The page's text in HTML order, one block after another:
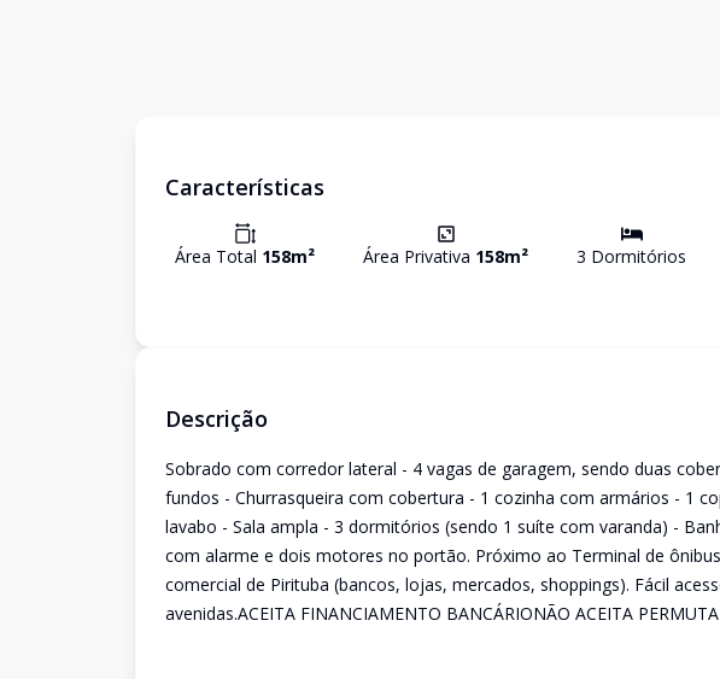
Características
Área Total 158m² Área Privativa 158m² 3 Dormitórios
Descrição
Sobrado com corredor lateral - 4 vagas de garagem, sendo duas
fundos - Churrasqueira com cobertura - 1 cozinha com armários - 1
lavabo - Sala ampla - 3 dormitórios (sendo 1 suíte com varanda) -
com alarme e dois motores no portão. Próximo ao Terminal de
comercial de Pirituba (bancos, lojas, mercados, shoppings). Fácil
avenidas.ACEITA FINANCIAMENTO BANCÁRIONÃO ACEITA PERMUTA